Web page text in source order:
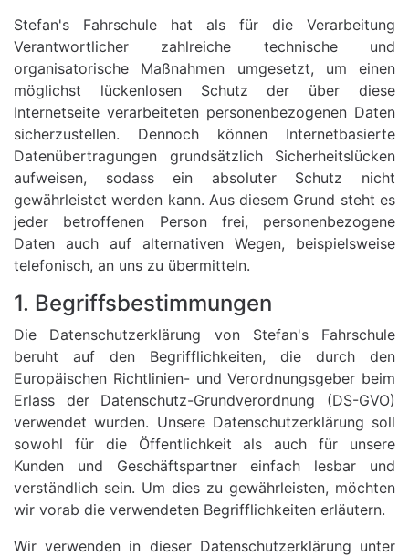
Stefan's Fahrschule hat als für die Verarbeitung
Verantwortlicher zahlreiche technische und
organisatorische Maßnahmen umgesetzt, um einen
möglichst lückenlosen Schutz der über diese
Internetseite verarbeiteten personenbezogenen Daten
sicherzustellen. Dennoch können Internetbasierte
Datenübertragungen grundsätzlich Sicherheitslücken
aufweisen, sodass ein absoluter Schutz nicht
gewährleistet werden kann. Aus diesem Grund steht es
jeder betroffenen Person frei, personenbezogene
Daten auch auf alternativen Wegen, beispielsweise
telefonisch, an uns zu übermitteln.
1. Begriffsbestimmungen
Die Datenschutzerklärung von Stefan's Fahrschule
beruht auf den Begrifflichkeiten, die durch den
Europäischen Richtlinien- und Verordnungsgeber beim
Erlass der Datenschutz-Grundverordnung (DS-GVO)
verwendet wurden. Unsere Datenschutzerklärung soll
sowohl für die Öffentlichkeit als auch für unsere
Kunden und Geschäftspartner einfach lesbar und
verständlich sein. Um dies zu gewährleisten, möchten
wir vorab die verwendeten Begrifflichkeiten erläutern.
Wir verwenden in dieser Datenschutzerklärung unter